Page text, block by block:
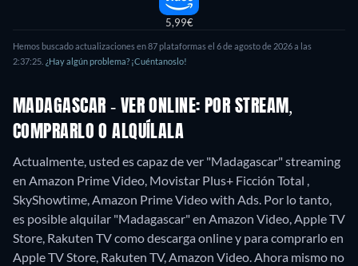
5,99€
Hemos buscado actualizaciones en 87 plataformas el 6 de agosto de 2026 a las
2:37:25. ¿Hay algún problema? ¡Cuéntanoslo!
MADAGASCAR - VER ONLINE: POR STREAM,
COMPRARLO O ALQUÍLALA
Actualmente, usted es capaz de ver "Madagascar" streaming
en Amazon Prime Video, Movistar Plus+ Ficción Total ,
SkyShowtime, Amazon Prime Video with Ads. Por lo tanto,
es posible alquilar "Madagascar" en Amazon Video, Apple TV
Store, Rakuten TV como descarga online y para comprarlo en
Apple TV Store, Rakuten TV, Amazon Video.Ahora mismo no